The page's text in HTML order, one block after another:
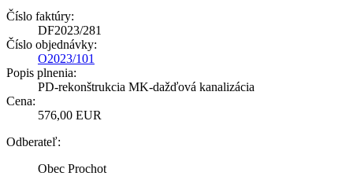
Číslo faktúry:
DF2023/281
Číslo objednávky:
O2023/101
Popis plnenia:
PD-rekonštrukcia MK-dažďová kanalizácia
Cena:
576,00 EUR
Odberateľ:
Obec Prochot